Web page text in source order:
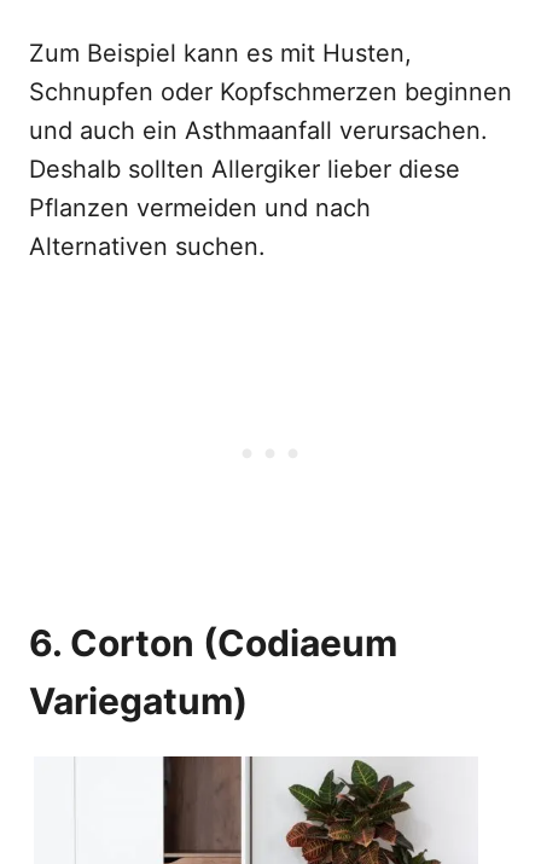
Zum Beispiel kann es mit Husten,
Schnupfen oder Kopfschmerzen beginnen
und auch ein Asthmaanfall verursachen.
Deshalb sollten Allergiker lieber diese
Pflanzen vermeiden und nach
Alternativen suchen.
6. Corton (Codiaeum
Variegatum)